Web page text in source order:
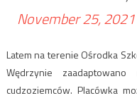
November 25, 2021
Latem na terenie Ośrodka
Wędrzynie
cudzoziemców. Placówka